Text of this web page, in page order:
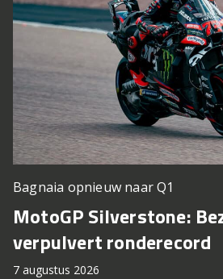
Bagnaia opnieuw naar Q1
MotoGP Silverstone:
verpulvert ronderecord
7 augustus 2026